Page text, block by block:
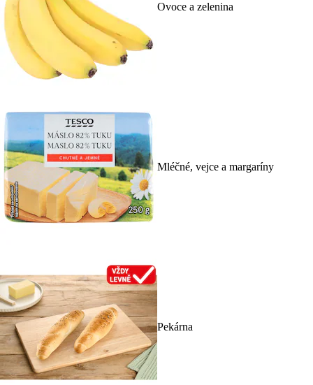
Ovoce a zelenina
Mléčné, vejce a margaríny
Pekárna